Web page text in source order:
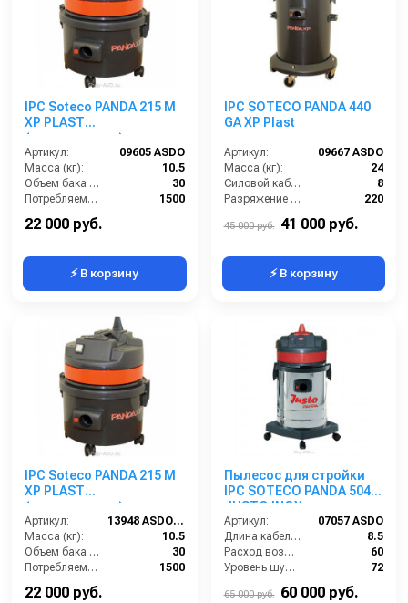
IPC Soteco PANDA 215 M
XP PLAST
(пылеводосос)
Артикул:
09605 ASDO
Масса (кг):
10.5
Объем бака (л):
30
Потребляемая мощность (Вт):
1500
Удлинительные трубки (м):
22 000 руб.
⚡ В корзину
IPC SOTECO PANDA 440
GA XP Plast
Артикул:
09667 ASDO
Масса (кг):
24
Силовой кабель (м):
8
Разряжение (мБар):
220
500x500x870
45 000 руб. 41 000 руб.
⚡ В корзину
IPC Soteco PANDA 215 M
XP PLAST
(пылеводосос)
Артикул:
13948 ASDO (зам. 09605 ASDO)
Масса (кг):
10.5
Объем бака (л):
30
Потребляемая мощность (Вт):
1500
Удлинительные трубки (м):
22 000 руб.
Пылесос для стройки
IPC SOTECO PANDA 504
JUSTO INOX
Артикул:
07057 ASDO
Длина кабеля (м):
8.5
Расход воздуха (л/сек):
60
Уровень шума (дБ):
72
65 000 руб. 60 000 руб.